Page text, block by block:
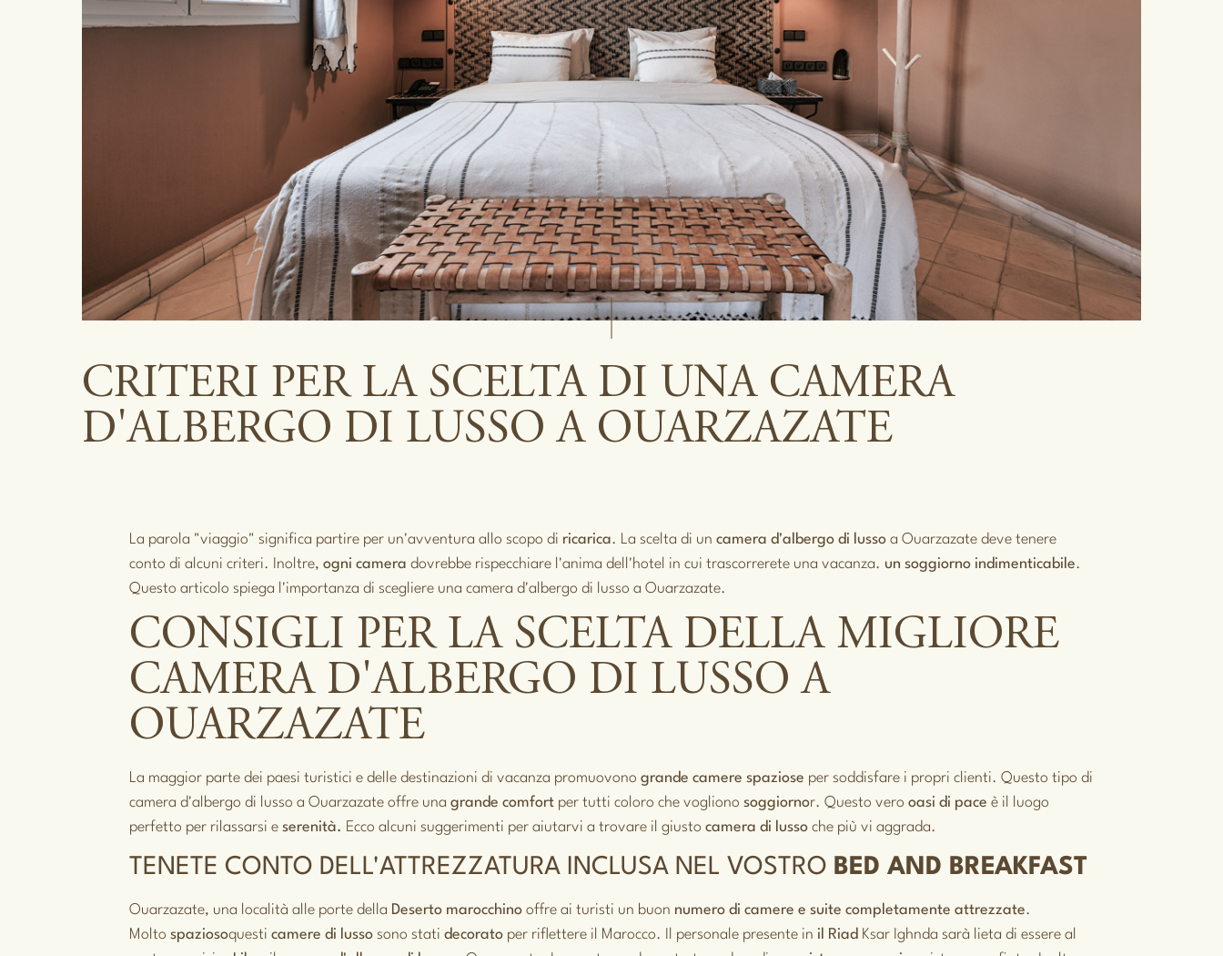
CRITERI PER LA SCELTA DI UNA CAMERA
D'ALBERGO DI LUSSO A OUARZAZATE
La parola "viaggio" significa partire per un'avventura allo scopo di ricarica. La scelta di un camera d'albergo di lussoa Ouarzazate deve tenere
conto di alcuni criteri. Inoltre, ogni cameradovrebbe rispecchiare l'anima dell'hotel in cui trascorrerete una vacanza.un soggiorno indimenticabile.
Questo articolo spiega l'importanza di scegliere una camera d'albergo di lusso a Ouarzazate.
CONSIGLI PER LA SCELTA DELLA MIGLIORE
CAMERA D'ALBERGO DI LUSSO A
OUARZAZATE
La maggior parte dei paesi turistici e delle destinazioni di vacanza promuovonogrande camere spaziose per soddisfare i propri clienti. Questo tipo di
camera d'albergo di lusso a Ouarzazate offre unagrande comfort per tutti coloro che voglionosoggiornor. Questo verooasi di paceè il luogo
perfetto per rilassarsi e serenità. Ecco alcuni suggerimenti per aiutarvi a trovare il giustocamera di lusso che più vi aggrada.
TENETE CONTO DELL'ATTREZZATURA INCLUSA NEL VOSTRO BED AND BREAKFAST
Ouarzazate, una località alle porte della Deserto marocchinooffre ai turisti un buon numero di camere e suite completamente attrezzate.
Moltospaziosoquesticamere di lusso sono statidecorato per riflettere il Marocco. Il personale presente in il Riad Ksar Ighnda sarà lieta di essere al